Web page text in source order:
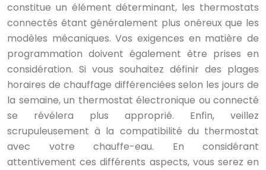
constitue un élément déterminant, les thermostats
connectés étant généralement plus onéreux que les
modèles mécaniques. Vos exigences en matière de
programmation doivent également être prises en
considération. Si vous souhaitez définir des plages
horaires de chauffage différenciées selon les jours de
la semaine, un thermostat électronique ou connecté
se révélera plus approprié. Enfin, veillez
scrupuleusement à la compatibilité du thermostat
avec votre chauffe-eau. En considérant
attentivement ces différents aspects, vous serez en